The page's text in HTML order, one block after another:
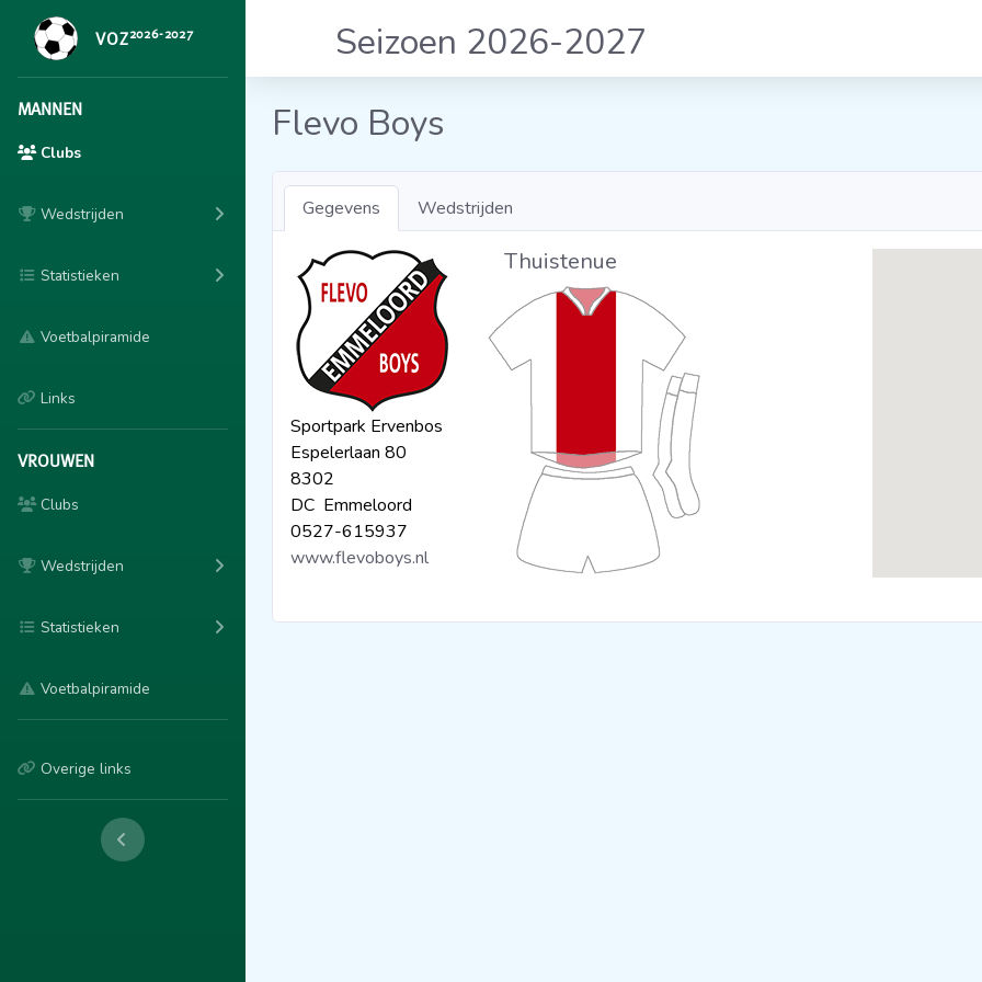
VOZ2026-2027
MANNEN
Clubs
Wedstrijden
Statistieken
Voetbalpiramide
Links
VROUWEN
Clubs
Wedstrijden
Statistieken
Voetbalpiramide
Overige links
Seizoen 2026-2027
Flevo Boys
Gegevens Wedstrijden
Sportpark Ervenbos
Espelerlaan 80
8302
DC Emmeloord
0527-615937
www.flevoboys.nl
Thuistenue